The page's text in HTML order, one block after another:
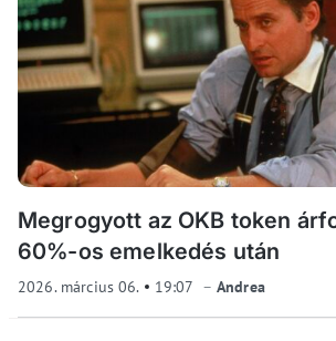
Megrogyott az OKB token
60%-os emelkedés után
2026. március 06. 19:07 Andrea